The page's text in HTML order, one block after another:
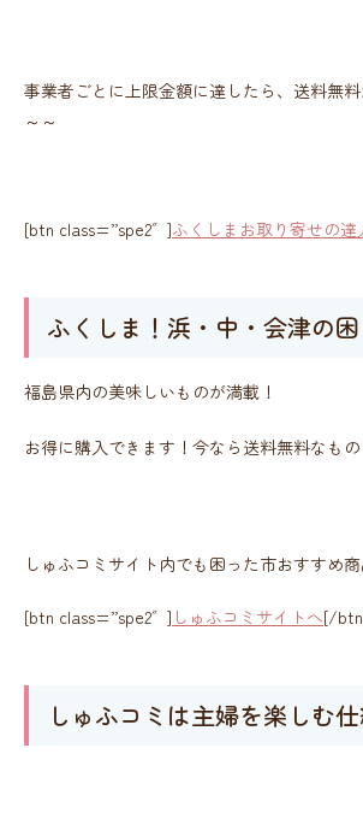
事業者ごとに上限金額に達したら、送料無
～～
[btn class=”spe2″]ふくしまお取り寄せの達
ふくしま！浜・中・会津の
福島県内の美味しいものが満載！
お得に購入できます！今なら送料無料なもの
しゅふコミサイト内でも困った市おすすめ商
[btn class=”spe2″] しゅふコミサイトへ[/
しゅふコミは主婦を楽しむ仕